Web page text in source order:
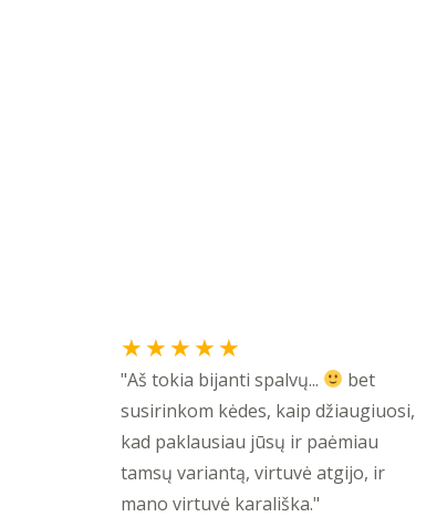
★ ★ ★ ★ ★
5
out
of
5
"Aš tokia bijanti spalvų...
bet
susirinkom kėdes, kaip džiaugiuosi,
kad paklausiau jūsų ir paėmiau
tamsų variantą, virtuvė atgijo, ir
mano virtuvė karališka."